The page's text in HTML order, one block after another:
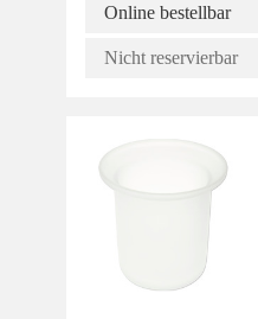
Online bestellbar
Nicht reservierbar